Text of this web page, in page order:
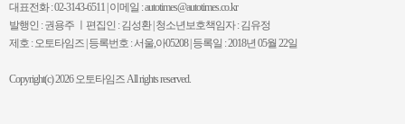
대표전화 : 02-3143-6511 | 이메일 : autotimes@autotimes.co.kr
발행인 : 권용주 ㅣ편집인 : 김성환 | 청소년보호책임자 : 김유정
제호 : 오토타임즈 | 등록번호 : 서울,아05208 | 등록일 : 2018년 05월 22일
Copyright(c) 2026 오토타임즈 All rights reserved.